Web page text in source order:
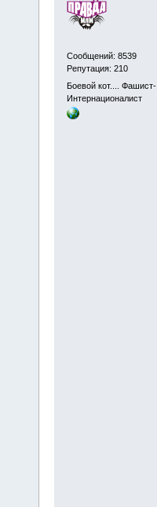
Сообщений: 8539
Репутация: 210
Боевой кот.... Фашист-
Интернационалист